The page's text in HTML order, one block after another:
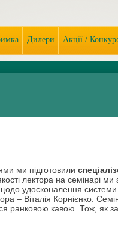
Дилери Акції /
ми підготовили
лектора на семінарі
удосконалення
– Віталія Корнієнко.
ранковою кавою. Тож, як